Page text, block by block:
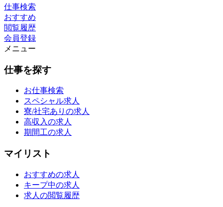
仕事検索
おすすめ
閲覧履歴
会員登録
メニュー
仕事を探す
お仕事検索
スペシャル求人
寮/社宅ありの求人
高収入の求人
期間工の求人
マイリスト
おすすめの求人
キープ中の求人
求人の閲覧履歴